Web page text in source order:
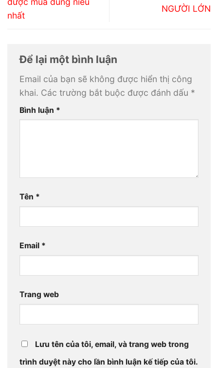
nhất
NGƯỜI LỚN
Để lại một bình luận
Email của bạn sẽ không được hiển thị công
khai. Các trường bắt buộc được đánh dấu *
Bình luận *
Tên *
Email *
Trang web
Lưu tên của tôi, email, và trang web trong
trình duyệt này cho lần bình luận kế tiếp của tôi.